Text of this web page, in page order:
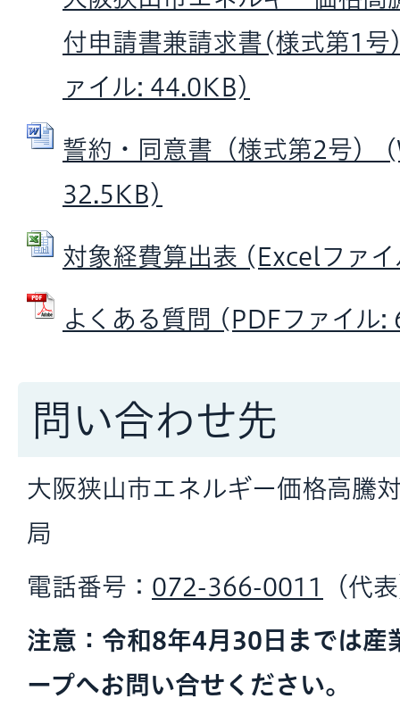
付申請書兼請求書(様式第1
ァイル: 44.0KB)
誓約・同意書（様式第2号）
32.5KB)
対象経費算出表 (Excelファ
よくある質問 (PDFファイル
問い合わせ先
大阪狭山市エネルギー価格高騰
局
電話番号： 072-366-0011 （代
注意：令和8年4月30日までは産
ープへお問い合せください。